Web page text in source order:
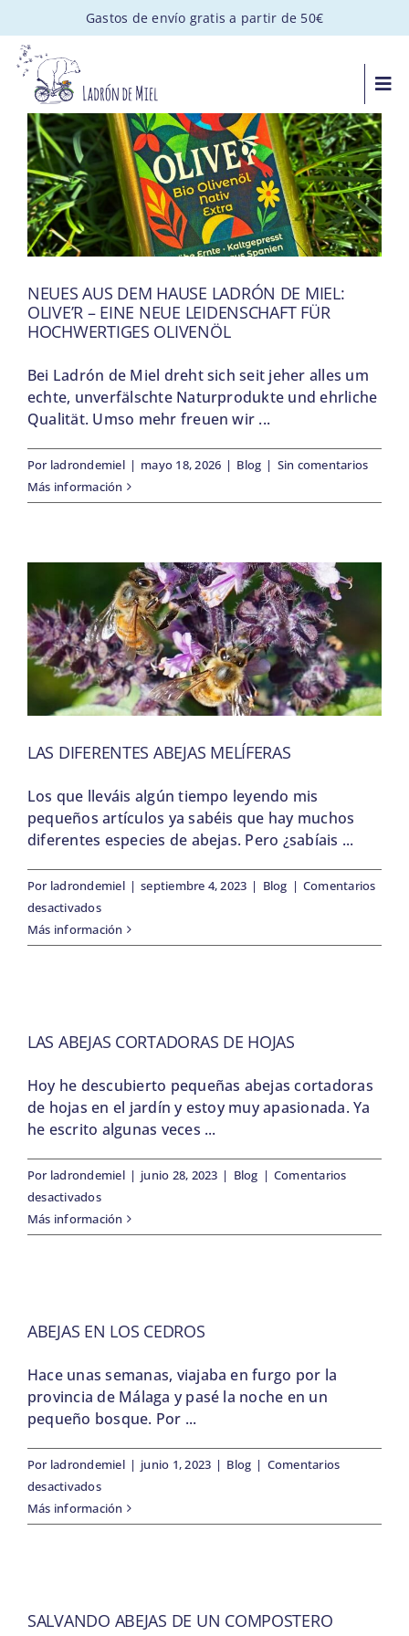
al
contenido
Gastos de envío gratis a partir de 50€
MIEL ARTESANAL
PACKS GOURMET
REGALOS PERSONALIZADOS
APADRINA UNA COLMENA
VISITAS
NEUES AUS DEM HAUSE LADRÓN DE MIEL:
OLIVE’R – EINE NEUE LEIDENSCHAFT FÜR
HOCHWERTIGES OLIVENÖL
Bei Ladrón de Miel dreht sich seit jeher alles um
echte, unverfälschte Naturprodukte und ehrliche
Qualität. Umso mehr freuen wir ...
Por ladrondemiel | mayo 18, 2026 | Blog | Sin comentarios
Más información
LAS DIFERENTES ABEJAS MELÍFERAS
Los que lleváis algún tiempo leyendo mis
pequeños artículos ya sabéis que hay muchos
diferentes especies de abejas. Pero ¿sabíais ...
Por ladrondemiel | septiembre 4, 2023 | Blog | Comentarios
desactivadosen
Las
diferentes
Más información
LAS ABEJAS CORTADORAS DE HOJAS
Hoy he descubierto pequeñas abejas cortadoras
de hojas en el jardín y estoy muy apasionada. Ya
he escrito algunas veces ...
Por ladrondemiel | junio 28, 2023 | Blog | Comentarios
desactivadosen
Las
abejas
Más información
ABEJAS EN LOS CEDROS
Hace unas semanas, viajaba en furgo por la
provincia de Málaga y pasé la noche en un
pequeño bosque. Por ...
Por ladrondemiel | junio 1, 2023 | Blog | Comentarios
desactivadosen
Abejas
en
Más información
SALVANDO ABEJAS DE UN COMPOSTERO